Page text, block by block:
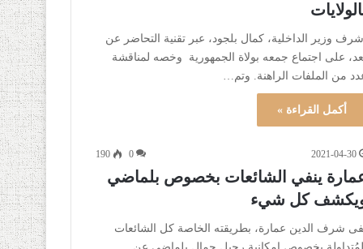
أشرف وزير الداخلية، كمال بلجود، عبر تقنية التحاضر عن
على اجتماع جمعه بولاة الجمهورية وخصه لمناقشة
من الملفات الراهنة. وتم…
أكمل القراءة »
2021-04-30
0
190
ينفي الشائعات بخصوص بلماضي
كل شيء
شرف الدين عمارة، بطريقته الخاصة كل الشائعات